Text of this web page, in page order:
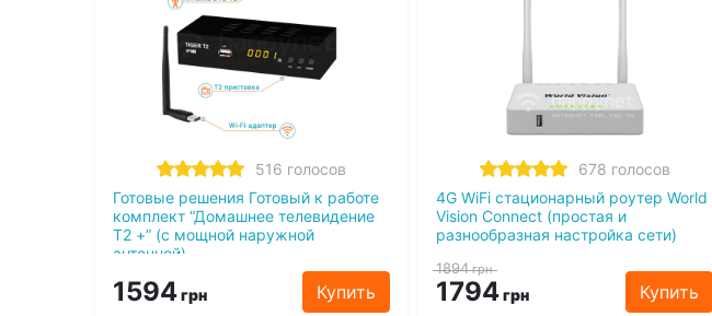
516 голосов
Готовые решения Готовый к работе
комплект “Домашнее телевидение
Т2 +” (с мощной наружной
антенной)
1594грн Купить
678 голосов
4G WiFi стационарный роутер World
Vision Connect (простая и
разнообразная настройка сети)
1894грн
1794грн Купить